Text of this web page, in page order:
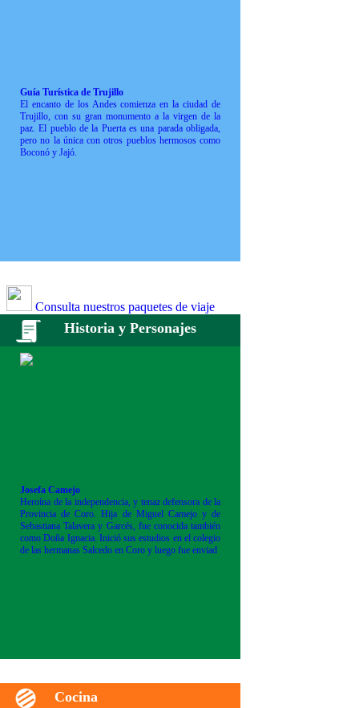
Guía Turística de Trujillo
El encanto de los Andes comienza en la ciudad de
Trujillo, con su gran monumento a la virgen de la
paz. El pueblo de la Puerta es una parada obligada,
pero no la única con otros pueblos hermosos como
Boconó y Jajó.
Consulta nuestros paquetes de viaje
Historia y Personajes
Josefa Camejo
Heroína de la independencia, y tenaz defensora de la
Provincia de Coro. Hija de Miguel Camejo y de
Sebastiana Talavera y Garcés, fue conocida también
como Doña Ignacia. Inició sus estudios en el colegio
de las hermanas Salcedo en Coro y luego fue enviad
Cocina